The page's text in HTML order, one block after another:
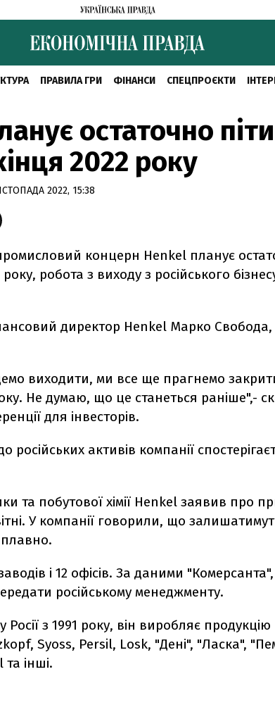
ПРАВИЛА ГРИ ФІНАНСИ СПЕЦПРОЄКТИ
остаточно
2022 року
2022, 15:38
концерн Henkel планує
року, робота з виходу з російського
директор Henkel Марко
виходити, ми все ще прагнемо
Не думаю, що це станеться раніше",-
для інвесторів.
російських активів компанії
та побутової хімії Henkel заявив про
У компанії говорили, що
і 12 офісів. За даними
російському менеджменту.
з 1991 року, він виробляє продукцію
Syoss, Persil, Losk, "Дені", "Ласка",
інші.